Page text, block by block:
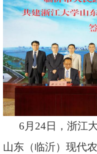
6 月 24日，浙江
山东（临沂）现代